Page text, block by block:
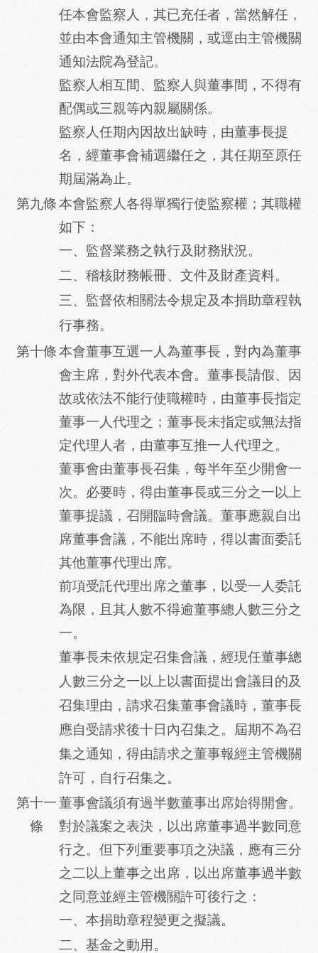
任本會監察人，其已充任者，當然解任，
並由本會通知主管機關，或逕由主管機關
通知法院為登記。
監察人相互間、監察人與董事間，不得有
配偶或三親等內親屬關係。
監察人任期內因故出缺時，由董事長提
名，經董事會補選繼任之，其任期至原任
期屆滿為止。
第九條本會監察人各得單獨行使監察權；其職權
如下：
一、監督業務之執行及財務狀況。
二、稽核財務帳冊、文件及財產資料。
三、監督依相關法令規定及本捐助章程執
行事務。
第十條本會董事互選一人為董事長，對內為董事
會主席，對外代表本會。董事長請假、因
故或依法不能行使職權時，由董事長指定
董事一人代理之；董事長未指定或無法指
定代理人者，由董事互推一人代理之。
董事會由董事長召集，每半年至少開會一
次。必要時，得由董事長或三分之一以上
董事提議，召開臨時會議。董事應親自出
席董事會議，不能出席時，得以書面委託
其他董事代理出席。
前項受託代理出席之董事，以受一人委託
為限，且其人數不得逾董事總人數三分之
一。
董事長未依規定召集會議，經現任董事總
人數三分之一以上以書面提出會議目的及
召集理由，請求召集董事會議時，董事長
應自受請求後十日內召集之。屆期不為召
集之通知，得由請求之董事報經主管機關
許可，自行召集之。
第十一
條
董事會議須有過半數董事出席始得開會。
對於議案之表決，以出席董事過半數同意
行之。但下列重要事項之決議，應有三分
之二以上董事之出席，以出席董事過半數
之同意並經主管機關許可後行之：
一、本捐助章程變更之擬議。
二、基金之動用。